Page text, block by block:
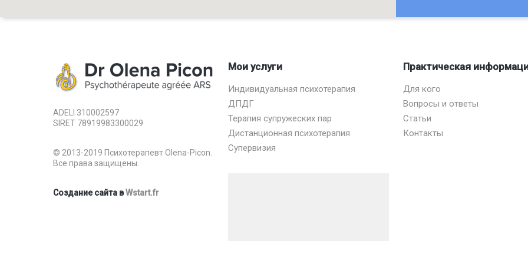
ADELI 310002597
SIRET 78919983300029
© 2013-2019 Психотерапевт Olena-Picon.
Все права защищены.
Создание сайта вWstart.fr
Мои услуги
Индивидуальная психотерапия
ДПДГ
Терапия супружеских пар
Дистанционная психотерапия
Супервизия
Практическая
Для кого
Вопросы и ответы
Статьи
Контакты